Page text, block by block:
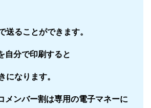
送ることができます。
自分で印刷すると
になります。
メンバー割は専用の電子マネーに